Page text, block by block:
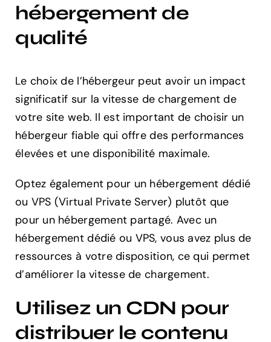
hébergement de
qualité
Le choix de l’hébergeur peut avoir un impact
significatif sur la vitesse de chargement de
votre site web. Il est important de choisir un
hébergeur fiable qui offre des performances
élevées et une disponibilité maximale.
Optez également pour un hébergement dédié
ou VPS (Virtual Private Server) plutôt que
pour un hébergement partagé. Avec un
hébergement dédié ou VPS, vous avez plus de
ressources à votre disposition, ce qui permet
d’améliorer la vitesse de chargement.
Utilisez un CDN pour
distribuer le contenu